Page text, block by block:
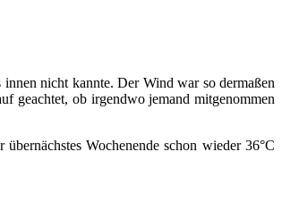
nicht kannte. Der Wind war so dermaßen
geachtet, ob irgendwo jemand mitgenommen
Wochenende schon wieder 36°C